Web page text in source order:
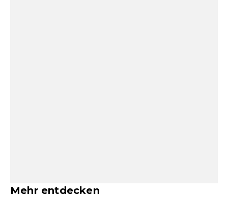
Mehr entdecken